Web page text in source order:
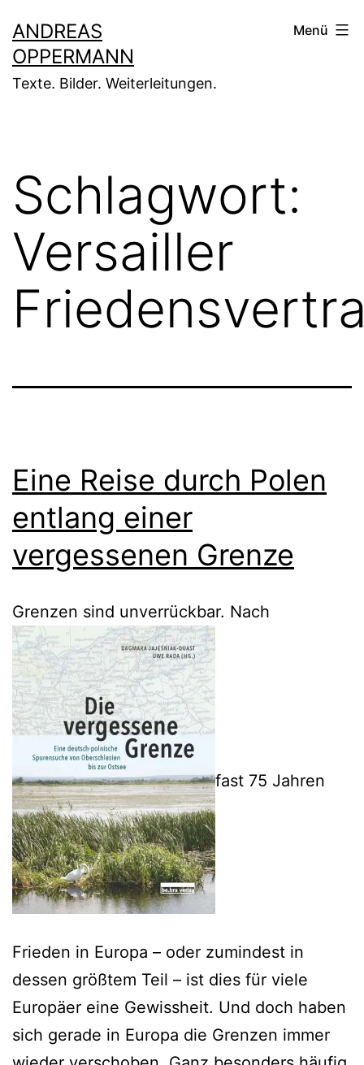
Inhalt
springen
ANDREAS
OPPERMANN
Texte. Bilder. Weiterleitungen.
Menü
Schlagwort:
Versailler
Eine Reise durch Polen
entlang einer
vergessenen Grenze
Grenzen sind unverrückbar. Nach
fast 75 Jahren
Frieden in Europa – oder zumindest in
dessen größtem Teil – ist dies für viele
Europäer eine Gewissheit. Und doch haben
sich gerade in Europa die Grenzen immer